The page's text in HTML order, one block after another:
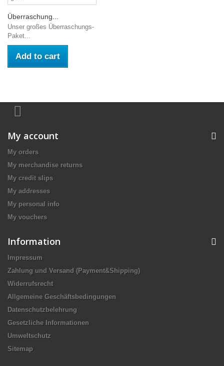
Überraschung...
Unser großes Überraschungs-
Paket...
Add to cart
My account
My orders
My merchandise returns
My credit slips
My addresses
My personal info
My vouchers
Information
Impressum
Zahlung und Versand (Payment&Shipping)
Widerrufsrecht
Allgemeine Geschäftsbedingungen
Datenschutzbelehrung
Gesetzliche Informationen
Umweltschutz
Sitemap